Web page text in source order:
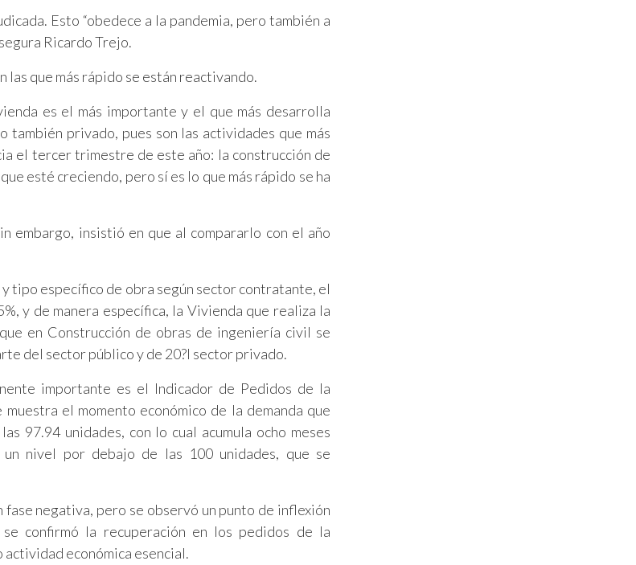
Esto “obedece a la pandemia, pero también a
Ricardo Trejo.
las que más rápido se están reactivando.
es el más importante y el que más desarrolla
privado, pues son las actividades que más
el tercer trimestre de este año: la construcción de
esté creciendo, pero sí es lo que más rápido se ha
embargo, insistió en que al compararlo con el año
tipo específico de obra según sector contratante, el
y de manera específica, la Vivienda que realiza la
en Construcción de obras de ingeniería civil se
del sector público y de 20?l sector privado.
importante es el Indicador de Pedidos de la
el momento económico de la demanda que
97.94 unidades, con lo cual acumula ocho meses
nivel por debajo de las 100 unidades, que se
fase negativa, pero se observó un punto de inflexión
confirmó la recuperación en los pedidos de la
actividad económica esencial.